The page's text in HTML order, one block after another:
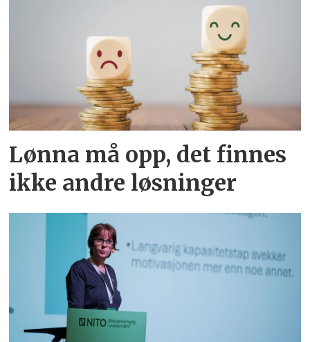
Lønna må opp, det finnes
ikke andre løsninger